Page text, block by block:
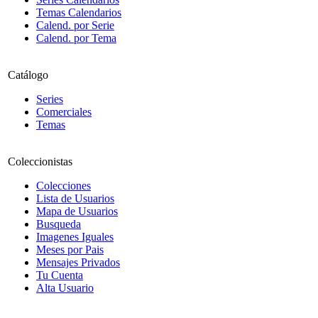
Temas Calendarios
Calend. por Serie
Calend. por Tema
Catálogo
Series
Comerciales
Temas
Coleccionistas
Colecciones
Lista de Usuarios
Mapa de Usuarios
Busqueda
Imagenes Iguales
Meses por Pais
Mensajes Privados
Tu Cuenta
Alta Usuario